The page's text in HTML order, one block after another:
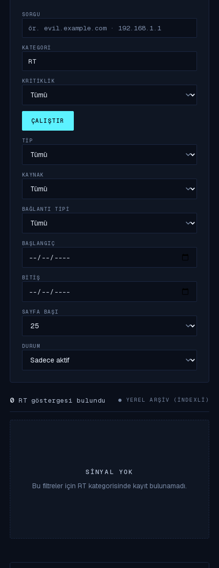
SORGU
KATEGORI
KRITIKLIK
ÇALIŞTIR
TIP
KAYNAK
BAĞLANTI TIPI
BAŞLANGIÇ
BITIŞ
SAYFA BAŞI
DURUM
0 RT göstergesi bulundu ● YEREL ARŞIV (INDEXLI)
SINYAL YOK
Bu filtreler için RT kategorisinde kayıt bulunamadı.